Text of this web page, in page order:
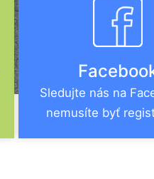
Sledujte nás na
nemusíte byť